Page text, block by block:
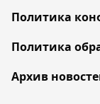
Политика
Политика
Архив